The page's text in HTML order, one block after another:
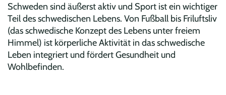
Schweden sind äußerst aktiv und Sport ist ein wichtiger
Teil des schwedischen Lebens. Von Fußball bis Friluftsliv
(das schwedische Konzept des Lebens unter freiem
Himmel) ist körperliche Aktivität in das schwedische
Leben integriert und fördert Gesundheit und
Wohlbefinden.